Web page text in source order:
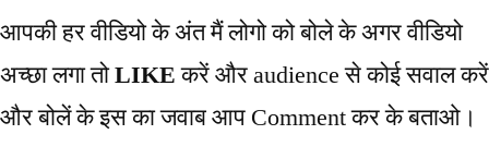
आपकी हर वीडियो के अंत मैं लोगो को बोले के अगर वीडियो
अच्छा लगा तोLIKEकरें और audience से कोई सवाल करें
और बोलें के इस का जवाब आप Comment कर के बताओ।